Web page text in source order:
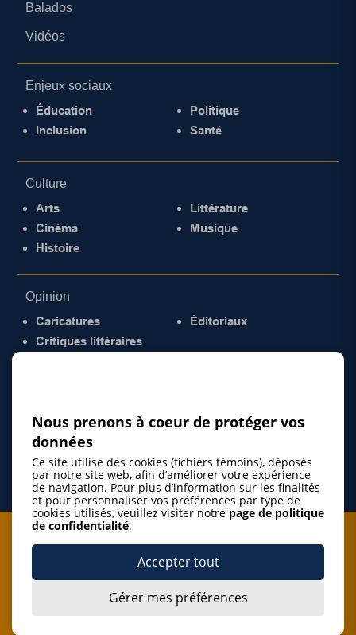
Balados
Vidéos
Enjeux sociaux
Éducation
Inclusion
Politique
Santé
Culture
Arts
Cinéma
Histoire
Littérature
Musique
Opinion
Caricatures
Critiques littéraires
Éditoriaux
Je m'abonne à l'infolettre
J’accepte de m’abonner à l’infolettre de La Gazette de la
Nous prenons à coeur de protéger vos
données
Ce site utilise des cookies (fichiers témoins), déposés
par notre site web, afin d’améliorer votre expérience
de navigation. Pour plus d’information sur les finalités
et pour personnaliser vos préférences par type de
cookies utilisés, veuillez visiter notre page de politique
de confidentialité.
Accepter tout
Gérer mes préférences